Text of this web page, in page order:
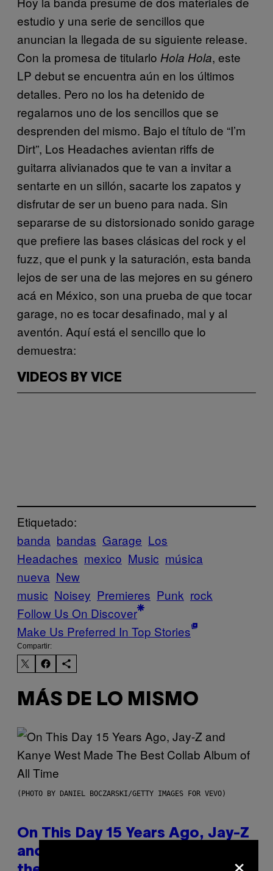
estudio y una serie de sencillos que
anuncian la llegada de su siguiente release.
Con la promesa de titularlo Hola Hola, este
LP debut se encuentra aún en los últimos
detalles. Pero no los ha detenido de
regalarnos uno de los sencillos que se
desprenden del mismo. Bajo el título de “I’m
Dirt”, Los Headaches avientan riffs de
guitarra alivianados que te van a invitar a
sentarte en un sillón, sacarte los zapatos y
disfrutar de ser un bueno para nada. Sin
separarse de su distorsionado sonido garage
que prefiere las bases clásicas del rock y el
fuzz, que el punk y la saturación, esta banda
lejos de ser una de las mejores en su género
acá en México, son una prueba de que tocar
garage, no es tocar desafinado, mal y al
aventón. Aquí está el sencillo que lo
demuestra:
VIDEOS BY VICE
Etiquetado:
banda bandas Garage Los
Headaches mexico Music música
nueva New
music Noisey Premieres Punk rock
Follow Us On Discover
Make Us Preferred In Top Stories
Compartir:
MÁS DE LO MISMO
(PHOTO BY DANIEL BOCZARSKI/GETTY IMAGES FOR VEVO)
On This Day 15 Years Ago, Jay-Z
and Kanye West Dropped One of
×